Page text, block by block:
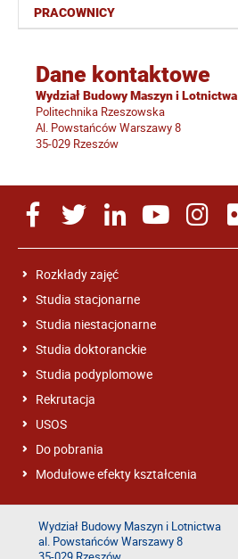
PRACOWNICY
Dane kontaktowe
Wydział Budowy Maszyn i Lotnictwa
Politechnika Rzeszowska
Al. Powstańców Warszawy 8
35-029 Rzeszów
Rozkłady zajęć
Studia stacjonarne
Studia niestacjonarne
Studia doktoranckie
Studia podyplomowe
Rekrutacja
USOS
Do pobrania
Modułowe efekty kształcenia
Wydział Budowy Maszyn i Lotnictwa
al. Powstańców Warszawy 8